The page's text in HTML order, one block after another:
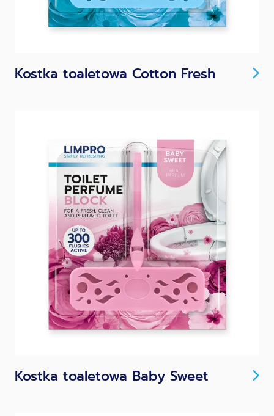
Kostka toaletowa Cotton Fresh
Kostka toaletowa Baby Sweet